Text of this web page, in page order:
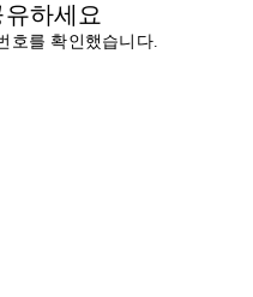
하세요
호를 확인했습니다.